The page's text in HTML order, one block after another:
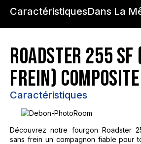
CaractéristiquesDans La
ROADSTER 255 SF
FREIN) COMPOSITE
Caractéristiques
Découvrez notre fourgon Roadster
sans frein un compagnon fiable pour